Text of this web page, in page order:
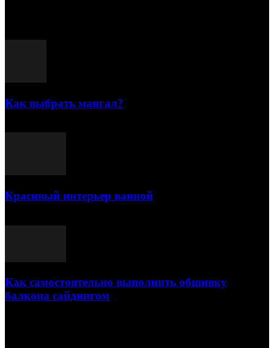
Как выбрать мангал?
Красивый интерьер ванной
Как самостоятельно выполнить обшивку
балкона сайдингом